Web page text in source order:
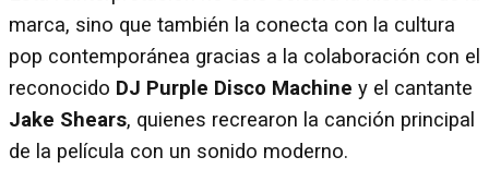
marca, sino que también la conecta con la cultura
pop contemporánea gracias a la colaboración con el
reconocido DJ Purple Disco Machine y el cantante
Jake Shears, quienes recrearon la canción principal
de la película con un sonido moderno.